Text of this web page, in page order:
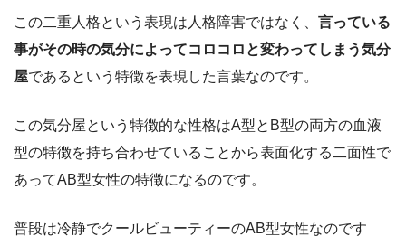
この二重人格という表現は人格障害ではなく、 言っている
事がその時の気分によってコロコロと変わってしまう気分
屋であるという特徴を表現した言葉なのです。
この気分屋という特徴的な性格はA型とB型の両方の血液
型の特徴を持ち合わせていることから表面化する二面性で
あってAB型女性の特徴になるのです。
普段は冷静でクールビューティーのAB型女性なのです